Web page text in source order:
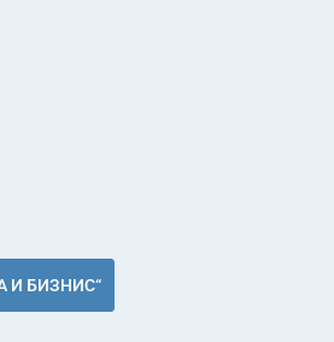
И БИЗНИС“